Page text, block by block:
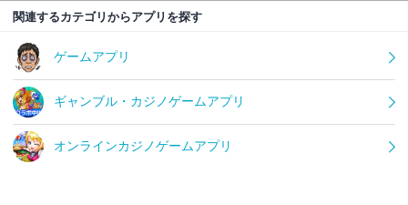
関連するカテゴリからアプリを探す
ゲームアプリ
ギャンブル・カジノゲームアプリ
オンラインカジノゲームアプリ